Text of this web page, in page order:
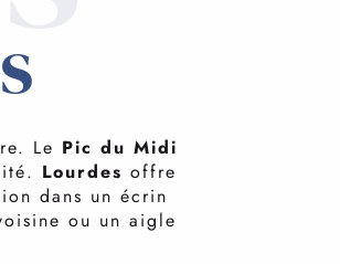
Le Pic du Midi
Lourdes offre
dans un écrin
ou un aigle